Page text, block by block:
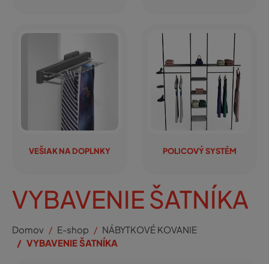
VEŠIAK NA DOPLNKY POLICOVÝ SYSTÉM
VYBAVENIE ŠATNÍKA
Domov E-shop
NÁBYTKOVÉ KOVANIE
VYBAVENIE ŠATNÍKA